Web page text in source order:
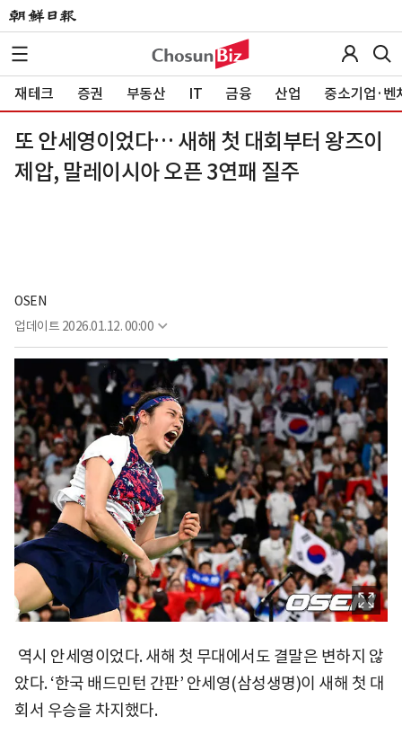
재테크 증권 부동산 IT 금융 산업 중소기업·벤
또 안세영이었다… 새해 첫 대회부터 왕즈이
제압, 말레이시아 오픈 3연패 질주
OSEN
업데이트 2026.01.12. 00:00
역시 안세영이었다. 새해 첫 무대에서도 결말은 변하지 않
았다. ‘한국 배드민턴 간판’ 안세영(삼성생명)이 새해 첫 대
회서 우승을 차지했다.